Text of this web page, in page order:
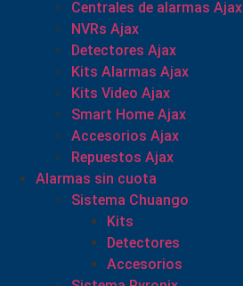
Centrales de alarmas Ajax
NVRs Ajax
Detectores Ajax
Kits Alarmas Ajax
Kits Video Ajax
Smart Home Ajax
Accesorios Ajax
Repuestos Ajax
Alarmas sin cuota
Sistema Chuango
Kits
Detectores
Accesorios